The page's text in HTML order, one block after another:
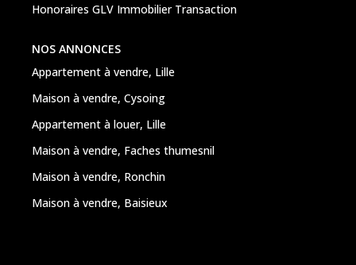
Honoraires GLV Immobilier Transaction
NOS ANNONCES
Appartement à vendre, Lille
Maison à vendre, Cysoing
Appartement à louer, Lille
Maison à vendre, Faches thumesnil
Maison à vendre, Ronchin
Maison à vendre, Baisieux